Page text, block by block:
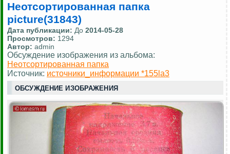
Неотсортированная папка
picture(31843)
Дата публикации: До 2014-05-28
Просмотров: 1294
Автор: admin
Обсуждение изображения из альбома:
Неотсортированная папка
Источник: источники_информации *155la3
ОБСУЖДЕНИЕ ИЗОБРАЖЕНИЯ